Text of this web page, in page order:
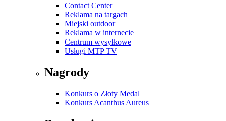
Contact Center
Reklama na targach
Miejski outdoor
Reklama w internecie
Centrum wysyłkowe
Usługi MTP TV
Nagrody
Konkurs o Złoty Medal
Konkurs Acanthus Aureus